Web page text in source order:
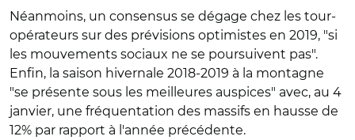
Néanmoins, un consensus se dégage chez les tour-
opérateurs sur des prévisions optimistes en 2019, "si
les mouvements sociaux ne se poursuivent pas".
Enfin, la saison hivernale 2018-2019 à la montagne
"se présente sous les meilleures auspices" avec, au 4
janvier, une fréquentation des massifs en hausse de
12% par rapport à l'année précédente.